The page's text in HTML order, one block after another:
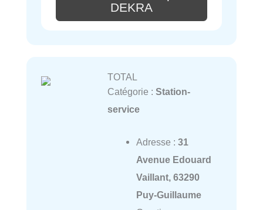
DEKRA
TOTAL
Catégorie : Station-
service
Adresse : 31
Avenue Edouard
Vaillant, 63290
Puy-Guillaume